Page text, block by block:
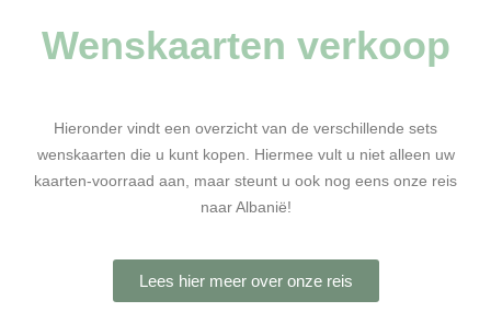
Wenskaarten verkoop
Hieronder vindt een overzicht van de verschillende sets
wenskaarten die u kunt kopen. Hiermee vult u niet alleen uw
kaarten-voorraad aan, maar steunt u ook nog eens onze reis
naar Albanië!
Lees hier meer over onze reis